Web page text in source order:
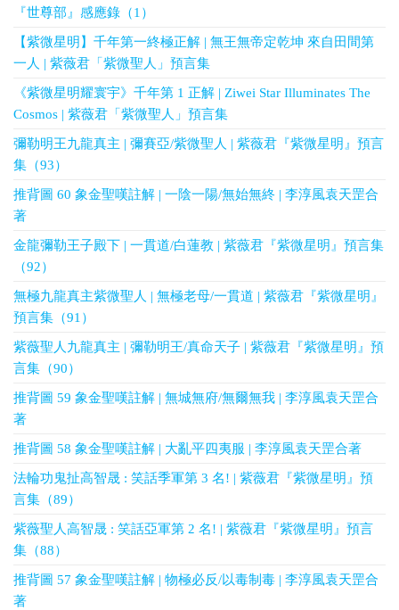
『世尊部』感應錄（1）
【紫微星明】千年第一終極正解 | 無王無帝定乾坤 來自田間第
一人 | 紫薇君「紫微聖人」預言集
《紫微星明耀寰宇》千年第 1 正解 | Ziwei Star Illuminates The
Cosmos | 紫薇君「紫微聖人」預言集
彌勒明王九龍真主 | 彌賽亞/紫微聖人 | 紫薇君『紫微星明』預言
集（93）
推背圖 60 象金聖嘆註解 | 一陰一陽/無始無終 | 李淳風袁天罡合
著
金龍彌勒王子殿下 | 一貫道/白蓮教 | 紫薇君『紫微星明』預言集
（92）
無極九龍真主紫微聖人 | 無極老母/一貫道 | 紫薇君『紫微星明』
預言集（91）
紫薇聖人九龍真主 | 彌勒明王/真命天子 | 紫薇君『紫微星明』預
言集（90）
推背圖 59 象金聖嘆註解 | 無城無府/無爾無我 | 李淳風袁天罡合
著
推背圖 58 象金聖嘆註解 | 大亂平四夷服 | 李淳風袁天罡合著
法輪功鬼扯高智晟 : 笑話季軍第 3 名! | 紫薇君『紫微星明』預
言集（89）
紫薇聖人高智晟 : 笑話亞軍第 2 名! | 紫薇君『紫微星明』預言
集（88）
推背圖 57 象金聖嘆註解 | 物極必反/以毒制毒 | 李淳風袁天罡合
著